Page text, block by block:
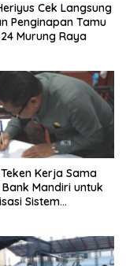
Cek Langsung
Penginapan Tamu
Murung Raya
Kerja Sama
Mandiri untuk
Sistem